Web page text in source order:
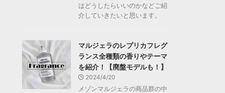
はどうしたらいいのかなどご紹
介していきたいと思います。
マルジェラのレプリカフレグ
ランス全種類の香りやテーマ
を紹介！【廃盤モデルも！】
2024/4/20
メゾンマルジェラの商品群の中